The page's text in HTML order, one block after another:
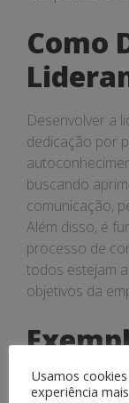
Como
Desenvolver a
dedicação por
buscando
comunicação,
Além disso, é
processo de
todos estejam
objetivos da
Usamos
experiência